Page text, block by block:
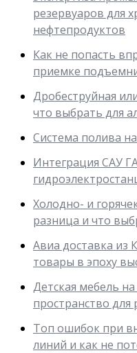
резервуаров для
нефтепродуктов
Как не попасть
приемке
Дробеструйная
что выбрать для
Система полива
Интеграция САУ
Холодно- и
разница и что
Авиа доставка из
товары в эпоху
Детская мебель
пространство для
Топ ошибок при
линий и как не